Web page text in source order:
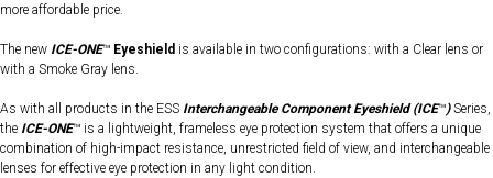
more affordable price.
The new ICE-ONE™ Eyeshield is available in two configurations: with a Clear lens or
with a Smoke Gray lens.
As with all products in the ESS Interchangeable Component Eyeshield (ICE™)Series,
the ICE-ONE™ is a lightweight, frameless eye protection system that offers a unique
combination of high-impact resistance, unrestricted field of view, and interchangeable
lenses for effective eye protection in any light condition.